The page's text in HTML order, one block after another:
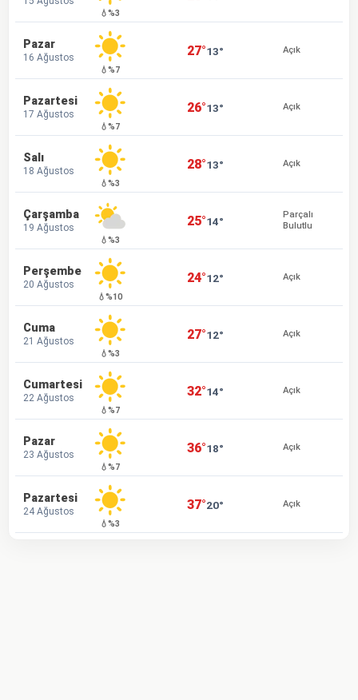
💧%3
Pazar
16 Ağustos
💧%7
27°13° Açık
Pazartesi
17 Ağustos
💧%7
26°13° Açık
Salı
18 Ağustos
💧%3
28°13° Açık
Çarşamba
19 Ağustos
💧%3
25°14°
Parçalı
Bulutlu
Perşembe
20 Ağustos
💧%10
24°12° Açık
Cuma
21 Ağustos
💧%3
27°12° Açık
Cumartesi
22 Ağustos
💧%7
32°14° Açık
Pazar
23 Ağustos
💧%7
36°18° Açık
Pazartesi
24 Ağustos
💧%3
37°20° Açık